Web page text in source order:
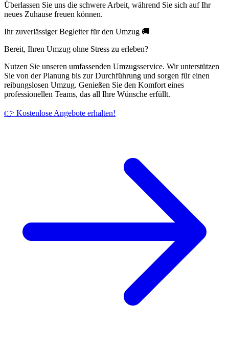
Überlassen Sie uns die schwere Arbeit, während Sie sich auf Ihr
neues Zuhause freuen können.
Ihr zuverlässiger Begleiter für den Umzug 🚚
Bereit, Ihren Umzug ohne Stress zu erleben?
Nutzen Sie unseren umfassenden Umzugsservice. Wir unterstützen
Sie von der Planung bis zur Durchführung und sorgen für einen
reibungslosen Umzug. Genießen Sie den Komfort eines
professionellen Teams, das all Ihre Wünsche erfüllt.
👉 Kostenlose Angebote erhalten!